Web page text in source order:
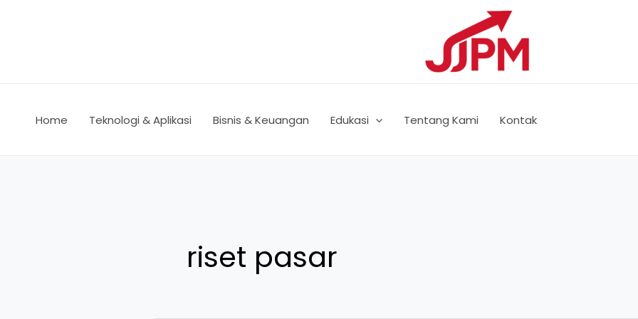
Home Teknologi & Aplikasi Bisnis & Keuangan Edukasi Tentang Kami Kontak
riset pasar